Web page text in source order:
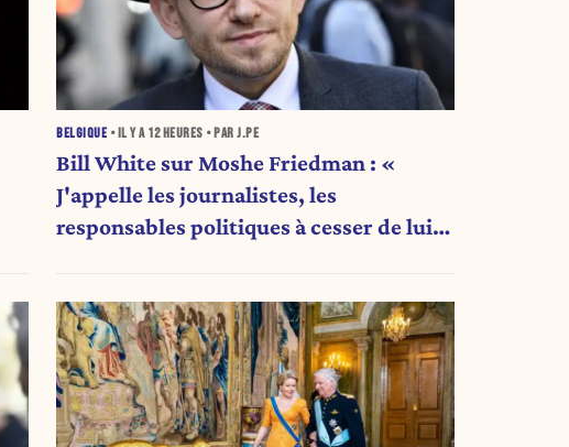
BELGIQUE • IL Y A 12 HEURES • PAR J.PE
Bill White sur Moshe Friedman : «
J'appelle les journalistes, les
responsables politiques à cesser de lui